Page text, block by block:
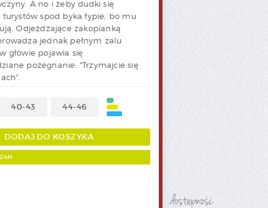
A no i żeby dudki się
turystów spod byka łypie, bo mu
Odjeżdżające zakopianką
jednak pełnym żalu
głowie pojawia się
pożegnanie: "Trzymajcie się
40-43 44-46